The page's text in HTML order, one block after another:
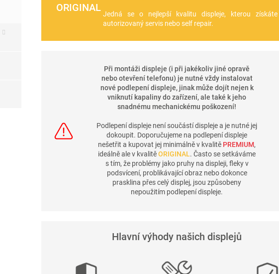
ORIGINAL
Jedná se o nejlepší kvalitu displeje, kterou
autorizovaný servis nebo self repair.
Při montáži displeje (i při jakékoliv jiné opravě
nebo otevření telefonu) je nutné vždy instalovat
nové podlepení displeje, jinak může dojít nejen k
vniknutí kapaliny do zařízení, ale také k jeho
snadnému mechanickému poškození!
Podlepení displeje není součástí displeje a je nutné jej
dokoupit. Doporučujeme na podlepení displeje
nešetřit a kupovat jej minimálně v kvalitě PREMIUM,
ideálně ale v kvalitěORIGINAL. Často se setkáváme
s tím, že problémy jako pruhy na displeji, fleky v
podsvícení, problikávající obraz nebo dokonce
prasklina přes celý displej, jsou způsobeny
nepoužitím podlepení displeje.
Hlavní výhody našich displejů